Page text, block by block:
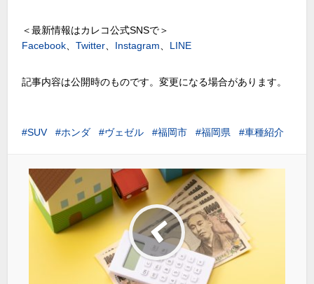
＜最新情報はカレコ公式SNSで＞
Facebook 、Twitter Instagram LINE
記事内容は公開時のものです。変更になる場合があります。
SUV ホンダ ヴェゼル 福岡市 福岡県 車種紹介